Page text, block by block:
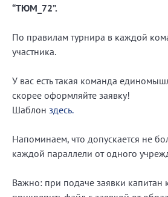
“ТЮМ_72”.
По правилам турнира в каждой
участника.
У вас есть такая команда
скорее оформляйте заявку!
Шаблон здесь.
Напоминаем, что допускается не
каждой параллели от одного
Важно: при подаче заявки